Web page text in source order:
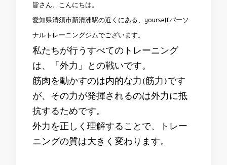
皆さん、こんにちは。
愛知県清須市新清洲駅の近くにある、yourselfパーソ
ナルトレーニングジムでございます。
私たちが行うすべてのトレーニング
は、「外力」との戦いです。
筋肉を動かすのは内的な力(筋力)です
が、その力が発揮されるのは外力に抵
抗するためです。
外力を正しく理解することで、トレー
ニングの質は大きく変わります。